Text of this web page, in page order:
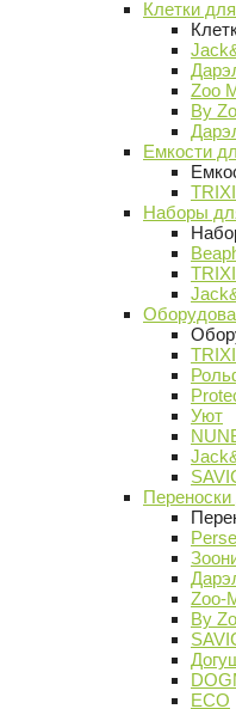
Клетки
Zoo
By
Емкости
Наборы
Уют
Zoo-
By
ECO